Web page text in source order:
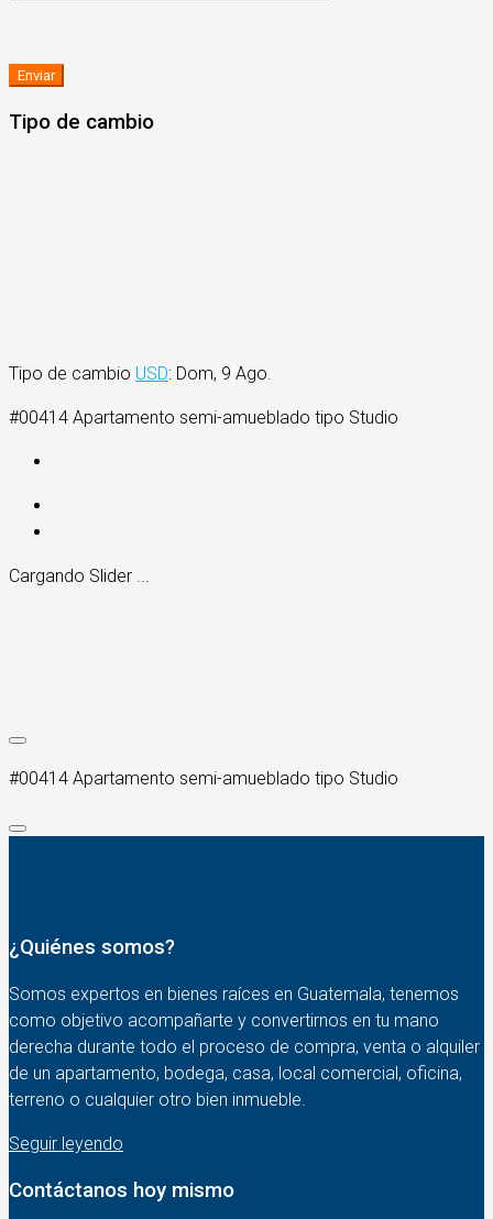
Tipo de cambio
Tipo de cambio USD: Dom, 9 Ago.
#00414 Apartamento semi-amueblado tipo Studio
Cargando Slider ...
#00414 Apartamento semi-amueblado tipo Studio
¿Quiénes somos?
Somos expertos en bienes raíces en Guatemala, tenemos
como objetivo acompañarte y convertirnos en tu mano
derecha durante todo el proceso de compra, venta o alquiler
de un apartamento, bodega, casa, local comercial, oficina,
terreno o cualquier otro bien inmueble.
Seguir leyendo
Contáctanos hoy mismo